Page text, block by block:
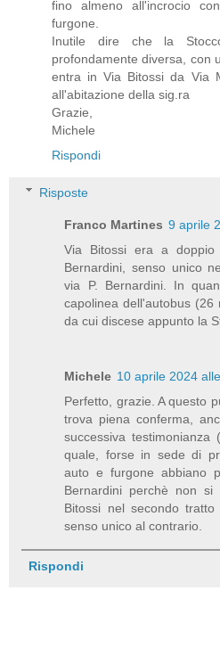
fino almeno all'incrocio
furgone.
Inutile dire che la
profondamente diversa, con
entra in Via Bitossi da Via
all'abitazione della sig.ra
Grazie,
Michele
Rispondi
Risposte
Franco Martines 9 aprile
Via Bitossi era a doppio
Bernardini, senso unico
via P. Bernardini. In
capolinea dell'autobus
da cui discese appunto la
Michele 10 aprile 2024
Perfetto, grazie. A questo
trova piena conferma,
successiva
quale, forse in sede di
auto e furgone abbiano
Bernardini perchè non
Bitossi nel secondo
senso unico al contrario.
Rispondi